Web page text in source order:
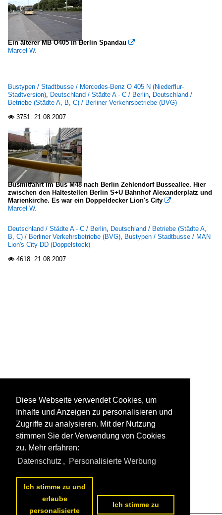
Ein älterer MB O405 in Berlin Spandau 
Marcel W.
Bustypen / Stadtbusse / Mercedes-Benz O 405 N (Niederflur-
Stadtversion), Deutschland / Städte A - C / Berlin, Deutschland /
Betriebe (Städte A, B, C) / Berliner Verkehrsbetriebe (BVG)
 3751. 21.08.2007
Busmitfahrt im Bus M48 nach Berlin Zehlendorf Busseallee. Hier
zwischen den Haltestellen Berlin S+U Bahnhof Alexanderplatz und
Marienkirche. Es war ein Doppeldecker Lion's City 
Marcel W.
Deutschland / Städte A - C / Berlin, Deutschland / Betriebe (Städte A,
B, C) / Berliner Verkehrsbetriebe (BVG), Bustypen / Stadtbusse / MAN
Lion's City DD (Doppelstock)
 4618. 21.08.2007
Diese Webseite verwendet Cookies, um
Inhalte und Anzeigen zu personalisieren und
Zugriffe zu analysieren. Mit der Nutzung
stimmen Sie der Verwendung von Cookies
zu. Mehr erfahren:
Datenschutz , Personalisierte Werbung
Ich stimme zu und
erlaube
personalisierte
Ich stimme zu